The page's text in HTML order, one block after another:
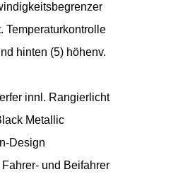
Temperaturkontrolle
hinten (5) höhenv.
innl. Rangierlicht
Metallic
Design
und Beifahrer